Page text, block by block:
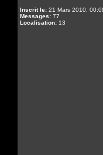
Inscrit le: 21 Mars 2010,
Messages: 77
Localisation: 13